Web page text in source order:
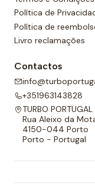
Política de
Política de
Livro reclamações
Contactos
+351963143828
TURBO PORTUGAL
Rua Aleixo da
4150-044 Porto
Porto - Portugal